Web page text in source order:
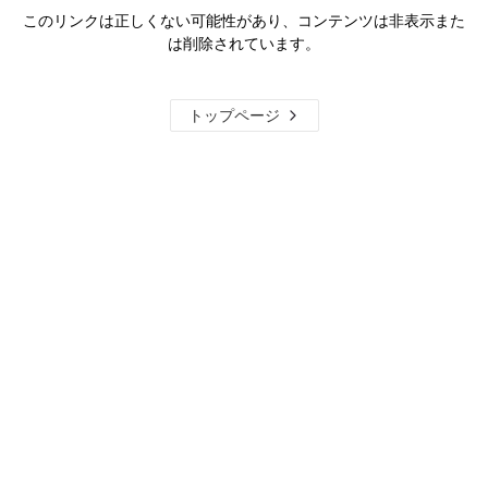
このリンクは正しくない可能性があり、コンテンツは非表示また
は削除されています。
トップページ